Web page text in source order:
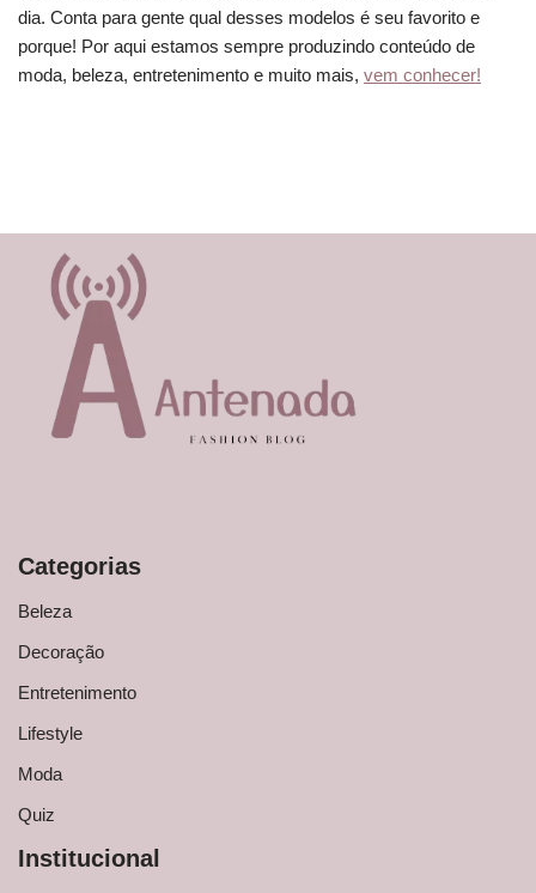
dia. Conta para gente qual desses modelos é seu favorito e
porque! Por aqui estamos sempre produzindo conteúdo de
moda, beleza, entretenimento e muito mais, vem conhecer!
Categorias
Beleza
Decoração
Entretenimento
Lifestyle
Moda
Quiz
Institucional